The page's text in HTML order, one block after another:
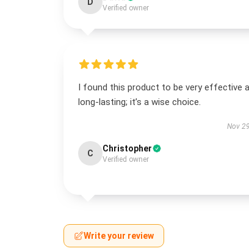
Verified owner
I found this product to be very effective
long-lasting; it’s a wise choice.
Nov
C Christopher
Verified owner
Write your review